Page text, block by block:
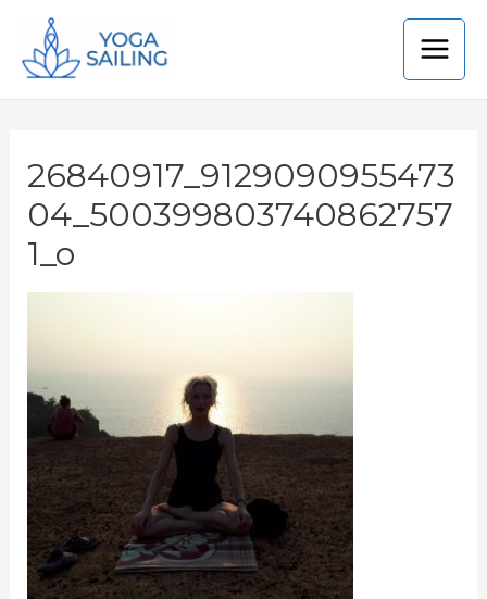
26840917_9129090955473
04_500399803740862757
1_o